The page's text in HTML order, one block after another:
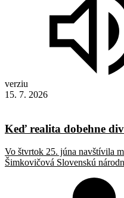
verziu
15. 7. 2026
Keď realita dobehne
Vo štvrtok 25. júna navštívila
Šimkovičová Slovenskú